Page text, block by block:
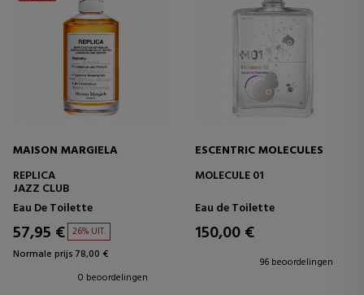
MAISON MARGIELA
REPLICA
JAZZ CLUB
Eau De Toilette
57,95 € 26% UIT.
Normale prijs 78,00 €
0 beoordelingen
ESCENTRIC MOLECULES
MOLECULE 01
Eau de Toilette
150,00 €
96 beoordelingen